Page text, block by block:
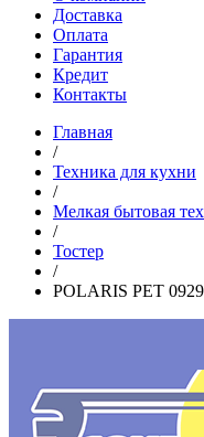
Доставка
Оплата
Гарантия
Кредит
Контакты
Главная
/
Техника для кухни
/
Мелкая бытовая
/
Тостер
/
POLARIS PET